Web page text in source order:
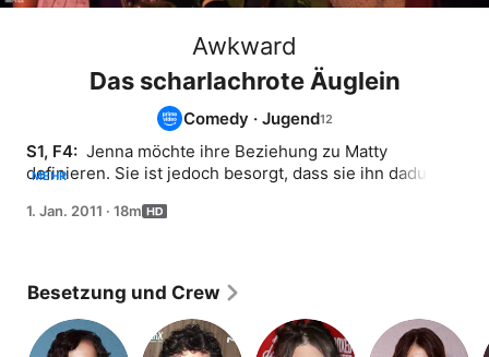
Awkward
Das scharlachrote Äuglein
Comedy · Jugend
S1, F4: Jenna möchte ihre Beziehung zu Matty
definieren. Sie ist jedoch besorgt, dass sie ihn dadurch
ersten Sexskandal, denn nach einer Knutscherei in
MEHR
1. Jan. 2011 · 18m
Besetzung und Crew